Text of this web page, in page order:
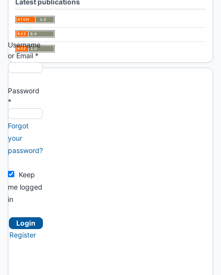
asterisk:
Username
or Email *
Password
*
Forgot
your
password?
Keep
me logged
in
Login
Register